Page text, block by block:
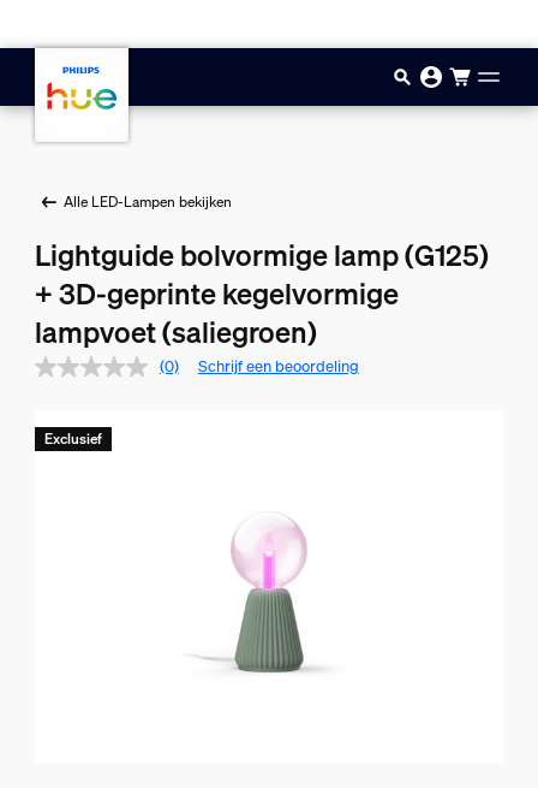
Alle LED-Lampen bekijken
Lightguide bolvormige lamp (G125)
+ 3D-geprinte kegelvormige
lampvoet (saliegroen)
(0) Schrijf een beoordeling
Exclusief